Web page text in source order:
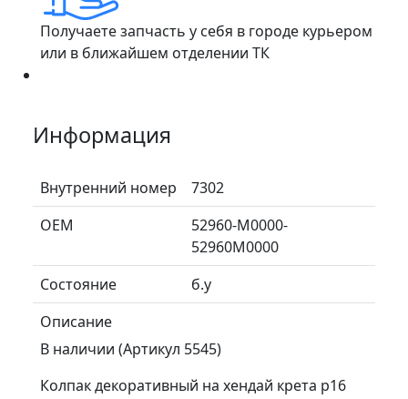
Получаете запчасть у себя в городе курьером
или в ближайшем отделении ТК
Информация
Внутренний номер
7302
ОЕМ
52960-M0000-
52960M0000
Состояние
б.у
Описание
В наличии (Артикул 5545)
Колпак декоративный на хендай крета р16